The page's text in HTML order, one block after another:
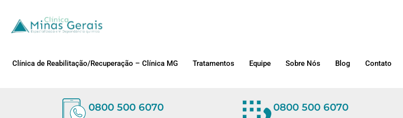
Clínica de Reabilitação/Recuperação – Clínica MG Tratamentos Equipe Sobre Nós Blog Contato
0800 500 6070 0800 500 6070